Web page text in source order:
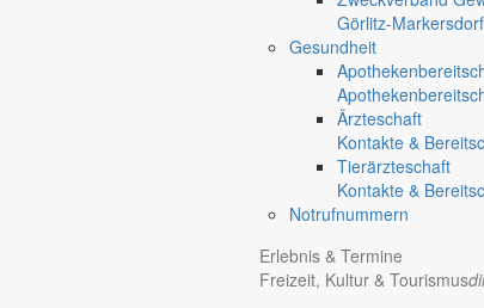
Görlitz-
Gesundheit
Ärzteschaft
Kontakte &
Tierärzteschaft
Kontakte &
Notrufnummern
Erlebnis & Termine
Freizeit, Kultur & Tourismus
https://markersdorf.de/erlebnis/aktivitaeten/vereine/freiwillige-
Bürgermeister vor Ort in Markersdorf